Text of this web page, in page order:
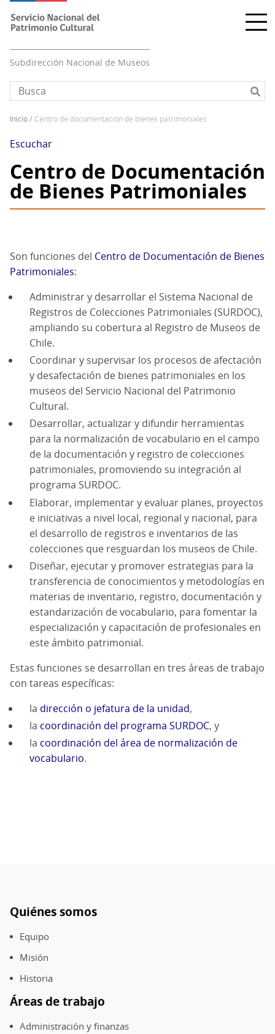
principal
Subdirección Nacional de Museos
enlaces
de
ayuda
a
la
inicio centro de documentación de bienes patrimoniales
Escuchar
Centro de Documentación
de Bienes Patrimoniales
Son funciones del Centro de Documentación de Bienes
Patrimoniales:
Administrar y desarrollar el Sistema Nacional de
Registros de Colecciones Patrimoniales (SURDOC),
ampliando su cobertura al Registro de Museos de
Chile.
Coordinar y supervisar los procesos de afectación
y desafectación de bienes patrimoniales en los
museos del Servicio Nacional del Patrimonio
Cultural.
Desarrollar, actualizar y difundir herramientas
para la normalización de vocabulario en el campo
de la documentación y registro de colecciones
patrimoniales, promoviendo su integración al
programa SURDOC.
Elaborar, implementar y evaluar planes, proyectos
e iniciativas a nivel local, regional y nacional, para
el desarrollo de registros e inventarios de las
colecciones que resguardan los museos de Chile.
Diseñar, ejecutar y promover estrategias para la
transferencia de conocimientos y metodologías en
materias de inventario, registro, documentación y
estandarización de vocabulario, para fomentar la
especialización y capacitación de profesionales en
este ámbito patrimonial.
Estas funciones se desarrollan en tres áreas de trabajo
con tareas específicas:
la dirección o jefatura de la unidad,
la coordinación del programa SURDOC, y
la coordinación del área de normalización de
vocabulario.
Pie
de
página
Quiénes somos
Equipo
Misión
Historia
Áreas de trabajo
Administración y finanzas